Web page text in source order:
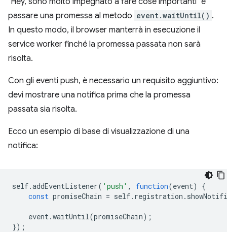
passare una promessa al metodo event.waitUntil() .
In questo modo, il browser manterrà in esecuzione il
service worker finché la promessa passata non sarà
risolta.
Con gli eventi push, è necessario un requisito aggiuntivo:
devi mostrare una notifica prima che la promessa
passata sia risolta.
Ecco un esempio di base di visualizzazione di una
notifica:
self.addEventListener( 'push' , function(event)
{
const promiseChain = self. registration .
event.waitUntil(promiseChain);
});